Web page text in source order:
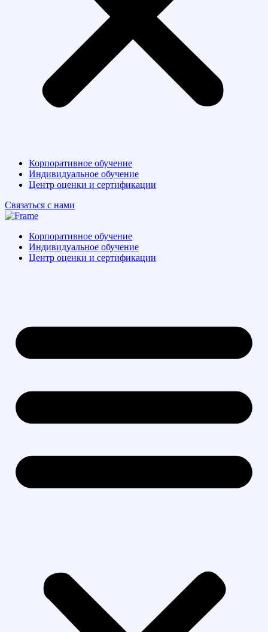
Корпоративное обучение
Индивидуальное обучение
Центр оценки и сертификации
Связаться с нами
Корпоративное обучение
Индивидуальное обучение
Центр оценки и сертификации